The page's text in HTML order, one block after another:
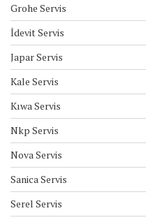
Grohe Servis
İdevit Servis
Japar Servis
Kale Servis
Kıwa Servis
Nkp Servis
Nova Servis
Sanica Servis
Serel Servis